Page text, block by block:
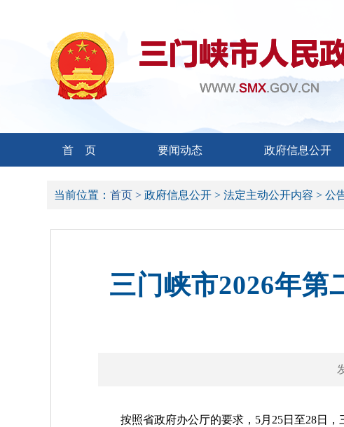
首 页 要闻动态 政府信息公开
当前位置： 首页 > 政府信息公开 > 法定主动公开内容 > 公
三门峡市2026年第
按照省政府办公厅的要求，5月25日至28日，